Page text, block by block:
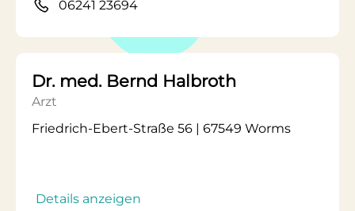
06241 23694
Dr. med. Bernd Halbroth
Arzt
Friedrich-Ebert-Straße 56 | 67549 Worms
Details anzeigen